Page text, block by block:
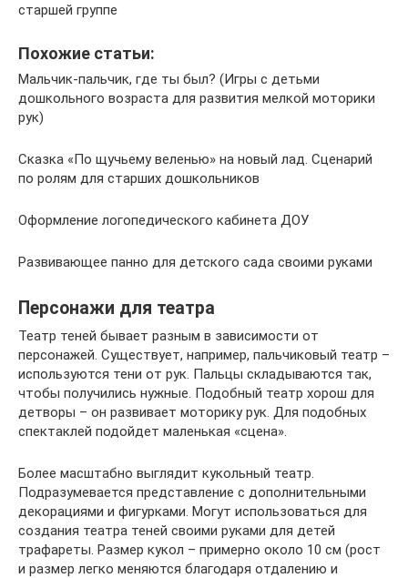
старшей группе
Похожие статьи:
Мальчик-пальчик, где ты был? (Игры с детьми
дошкольного возраста для развития мелкой моторики
рук)
Сказка «По щучьему веленью» на новый лад. Сценарий
по ролям для старших дошкольников
Оформление логопедического кабинета ДОУ
Развивающее панно для детского сада своими руками
Персонажи для театра
Театр теней бывает разным в зависимости от
персонажей. Существует, например, пальчиковый театр –
используются тени от рук. Пальцы складываются так,
чтобы получились нужные. Подобный театр хорош для
детворы – он развивает моторику рук. Для подобных
спектаклей подойдет маленькая «сцена».
Более масштабно выглядит кукольный театр.
Подразумевается представление с дополнительными
декорациями и фигурками. Могут использоваться для
создания театра теней своими руками для детей
трафареты. Размер кукол – примерно около 10 см (рост
и размер легко меняются благодаря отдалению и